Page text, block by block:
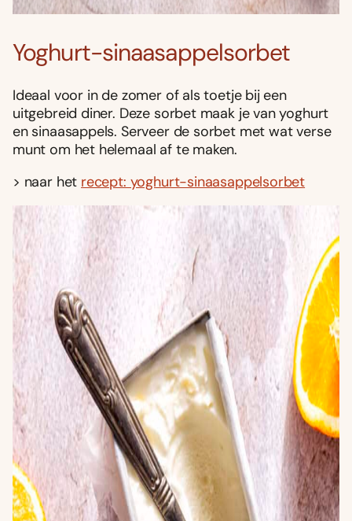
Yoghurt-sinaasappelsorbet
Ideaal voor in de zomer of als toetje bij een
uitgebreid diner. Deze sorbet maak je van yoghurt
en sinaasappels. Serveer de sorbet met wat verse
munt om het helemaal af te maken.
> naar het recept: yoghurt-sinaasappelsorbet